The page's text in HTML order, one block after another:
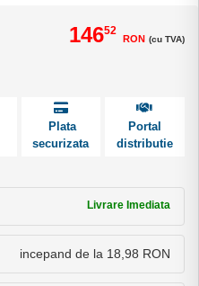
14652
RON (cu TVA)
Plata
securizata
Portal
distributie
Livrare Imediata
incepand de la 18,98 RON